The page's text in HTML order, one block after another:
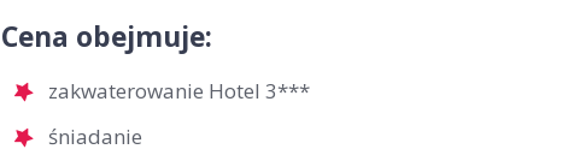
Cena obejmuje:
zakwaterowanie Hotel 3***
śniadanie